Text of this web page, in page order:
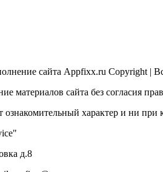
сайта Appfixx.ru Copyright |
материалов сайта без согласия
характер и ни
д.8